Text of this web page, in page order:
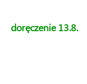
doręczenie 13.8.